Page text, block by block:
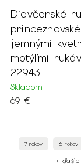
Dievčenské
jemnými
motýlími
22943
Skladom
69 €
7 rokov 6 rokov
+ ďalšie